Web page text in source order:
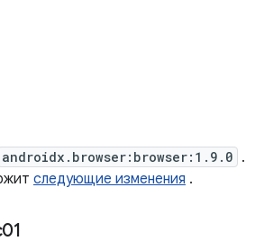
androidx.browser:browser:1.9.0 .
следующие изменения .